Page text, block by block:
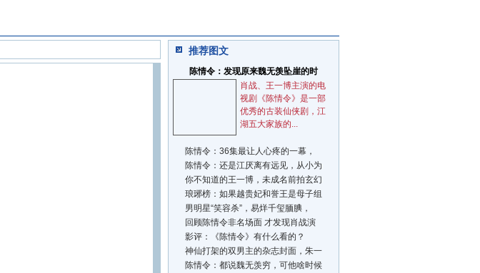
推荐图文
陈情令：发现原来魏无羡坠崖的时
肖战、王一博主演的电
视剧《陈情令》是一部
优秀的古装仙侠剧，江
湖五大家族的...
陈情令：36集最让人心疼的一幕，
陈情令：还是江厌离有远见，从小为
你不知道的王一博，未成名前拍玄幻
琅琊榜：如果越贵妃和誉王是母子组
男明星“笑容杀”，易烊千玺腼腆，
回顾陈情令非名场面 才发现肖战演
影评：《陈情令》有什么看的？
神仙打架的双男主的杂志封面，朱一
陈情令：都说魏无羡穷，可他啥时候